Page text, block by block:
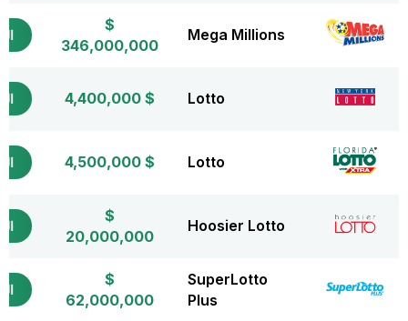
Mega Millions
$
346,000,000
Lotto
$ 4,400,000
Lotto
$ 4,500,000
Hoosier Lotto
$
20,000,000
SuperLotto
Plus
$
62,000,000